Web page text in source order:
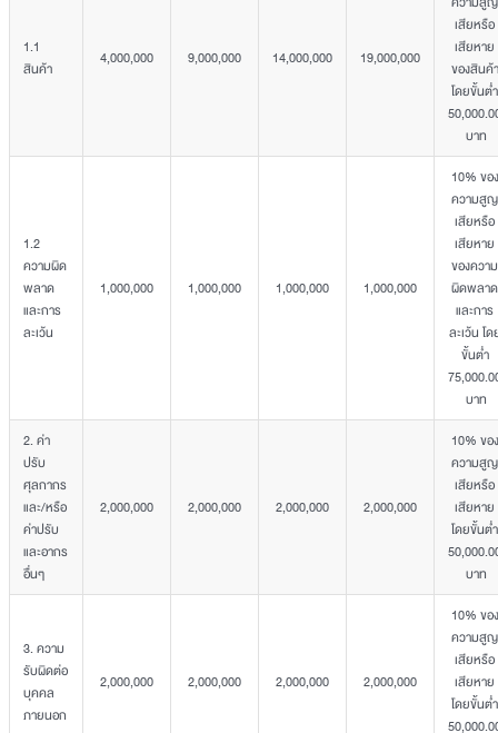
1.1
สินค้า
4,000,000 9,000,000 14,000,000 19,000,000
เสียหรือ
เสียหาย
ของสินค้า
โดยขั้นต่ำ
บาท
1.2
ความผิด
พลาด
และการ
ละเว้น
1,000,000 1,000,000 1,000,000 1,000,000
10% ของ
ความสูญ
เสียหรือ
เสียหาย
ของความ
ผิดพลาด
และการ
ละเว้น โ
ขั้นต่ำ
บาท
2. ค่า
ปรับ
ศุลกากร
และ/หรือ
ค่าปรับ
และอากร
อื่นๆ
2,000,000 2,000,000 2,000,000 2,000,000
10% ของ
ความสูญ
เสียหรือ
เสียหาย
โดยขั้นต่ำ
บาท
3. ความ
รับผิดต่อ
บุคคล
ภายนอก
2,000,000 2,000,000 2,000,000 2,000,000
10% ของ
ความสูญ
เสียหรือ
เสียหาย
โดยขั้นต่ำ